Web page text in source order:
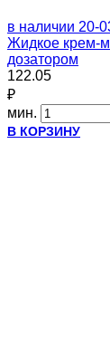
в наличии 20-
Жидкое крем-
дозатором
122.05
₽
мин.
В КОРЗИНУ